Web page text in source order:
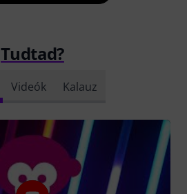
Tudtad?
Videók Kalauz